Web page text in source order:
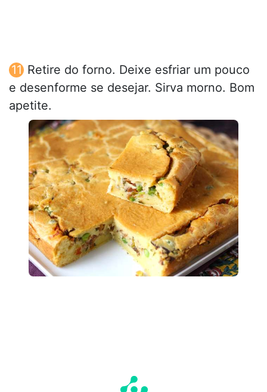
Retire do forno. Deixe esfriar um pouco
e desenforme se desejar. Sirva morno. Bom
apetite.